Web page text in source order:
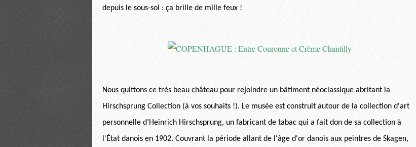
depuis le sous-sol : ça brille de mille feux !
Nous quittons ce très beau château pour rejoindre un bâtiment néoclassique abritant la
Hirschsprung Collection (à vos souhaits !). Le musée est construit autour de la collection d'art
personnelle d’Heinrich Hirschsprung, un fabricant de tabac qui a fait don de sa collection à
l'État danois en 1902. Couvrant la période allant de l'âge d'or danois aux peintres de Skagen,